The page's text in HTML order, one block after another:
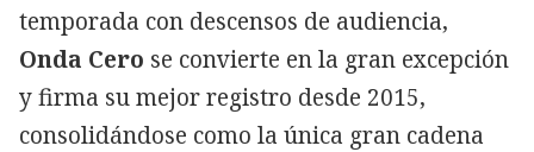
temporada con descensos de audiencia,
Onda Cero se convierte en la gran excepción
y firma su mejor registro desde 2015,
consolidándose como la única gran cadena